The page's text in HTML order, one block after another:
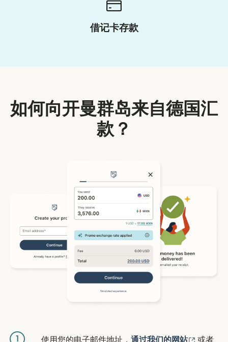
借记卡存款
如何向开曼群岛来自德国汇
款？
1 使用您的电子邮件地址， 通过我们的网站 （在新
或者